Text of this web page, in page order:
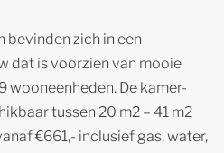
bevinden zich in een
dat is voorzien van mooie
wooneenheden. De kamer-
tussen 20 m2 – 41 m2
€661,- inclusief gas, water,